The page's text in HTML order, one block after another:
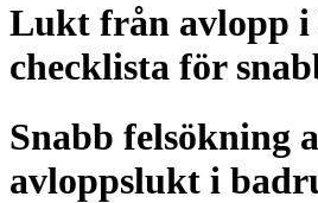
Lukt från avlopp i
checklista för
Snabb felsökning
avloppslukt i